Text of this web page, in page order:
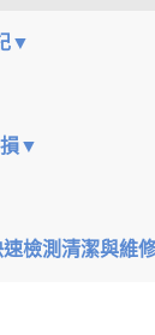
▼
損▼
檢測清潔與維